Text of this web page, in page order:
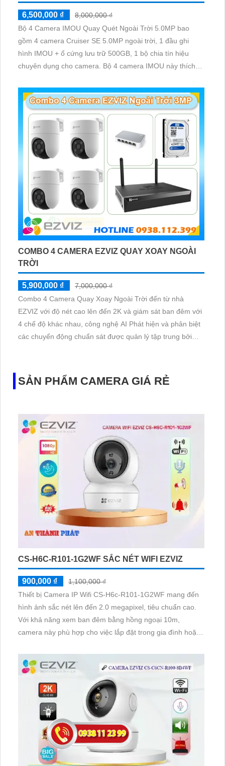
6,500,000 ₫
8,000,000 ₫
Bộ 4 Camera IMOU Quay Quét Ngoài Trời 5.0MP bao
gồm 4 camera Cruiser SE 5.0MP ngoài trời, 1 đầu ghi
hình IMOU + ổ cứng lưu trữ 500GB, 1 bộ chia tín hiệu
chuyên dụng cho camera. Bộ 4 camera IMOU này thích
cần giám sát ngoài trời
COMBO 4 CAMERA EZVIZ QUAY XOAY NGOÀI
TRỜI
5,900,000 ₫
7,000,000 ₫
Combo 4 Camera Quay Xoay Ngoài Trời đến từ nhà
EZVIZ với độ nét cao lên đến 2K và giám sát ban đêm với
4 chế độ khác nhau, công nghệ AI Phát hiện và phân biệt
các chuyển động chuẩn sát được quản lý tập trung bởi
SẢN PHẨM CAMERA GIÁ RẺ
CS-H6C-R101-1G2WF SẮC NÉT WIFI EZVIZ
900,000 ₫
1,100,000 ₫
Thiết bị Camera IP Wifi CS-H6c-R101-1G2WF mang đến
hình ảnh sắc nét lên đến 2.0 megapixel, tiêu chuẩn cao.
Với khả năng xem ban đêm bằng hồng ngoại 10m,
camera này phù hợp cho việc lắp đặt trong gia đình hoặc
video mà không ảnh hưởng đến chất lượng